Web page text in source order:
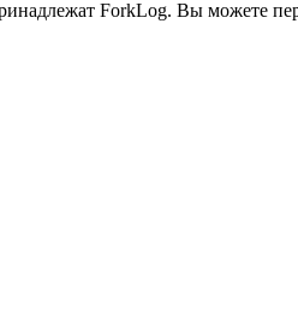
ForkLog. Вы можете